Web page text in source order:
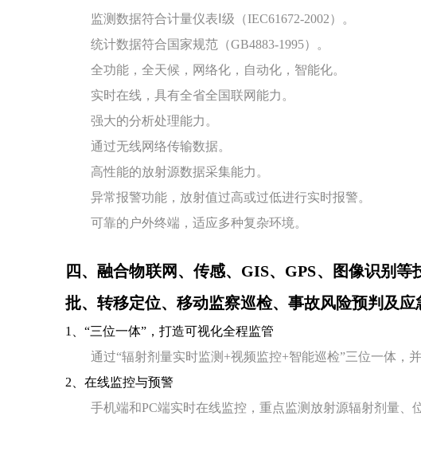
监测数据符合计量仪表Ⅰ级（IEC61672-2002）。
统计数据符合国家规范（GB4883-1995）。
全功能，全天候，网络化，自动化，智能化。
实时在线，具有全省全国联网能力。
强大的分析处理能力。
通过无线网络传输数据。
高性能的放射源数据采集能力。
异常报警功能，放射值过高或过低进行实时报警。
可靠的户外终端，适应多种复杂环境。
四、融合物联网、传感、GIS、GPS、图像识别
批、转移定位、移动监察巡检、事故风险预判及应
1、“三位一体”，打造可视化全程监管
通过“辐射剂量实时监测+视频监控+智能巡检”三位一体，并
2、在线监控与预警
手机端和PC端实时在线监控，重点监测放射源辐射剂量、